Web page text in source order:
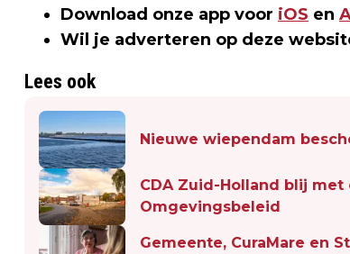
Download onze app voor iOS en
Wil je adverteren op deze
Lees ook
Nieuwe wiependam
CDA Zuid-Holland blij
Omgevingsbeleid
Gemeente, CuraMare en